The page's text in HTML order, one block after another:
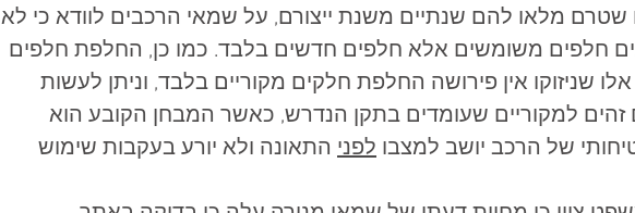
שטרם מלאו להם שנתיים משנת ייצורם, על שמאי הרכבים לוודא כי לא
חלפים משומשים אלא חלפים חדשים בלבד. כמו כן, החלפת חלפים
שניזוקו אין פירושה החלפת חלקים מקוריים בלבד, וניתן לעשות
זהים למקוריים שעומדים בתקן הנדרש, כאשר המבחן הקובע הוא
של הרכב יושב למצבו לפני התאונה ולא יורע בעקבות שימוש